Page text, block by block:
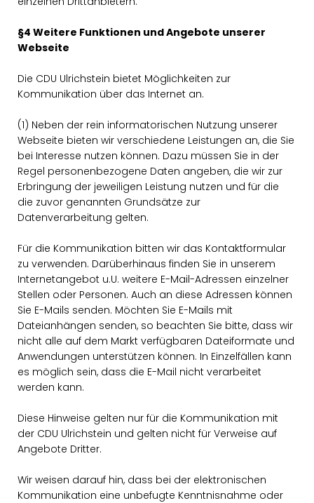
§4 Weitere Funktionen und Angebote unserer
Webseite
Die CDU Ulrichstein bietet Möglichkeiten zur
Kommunikation über das Internet an.
(1) Neben der rein informatorischen Nutzung unserer
Webseite bieten wir verschiedene Leistungen an, die Sie
bei Interesse nutzen können. Dazu müssen Sie in der
Regel personenbezogene Daten angeben, die wir zur
Erbringung der jeweiligen Leistung nutzen und für die
die zuvor genannten Grundsätze zur
Datenverarbeitung gelten.
Für die Kommunikation bitten wir das Kontaktformular
zu verwenden. Darüberhinaus finden Sie in unserem
Internetangebot u.U. weitere E-Mail-Adressen einzelner
Stellen oder Personen. Auch an diese Adressen können
Sie E-Mails senden. Möchten Sie E-Mails mit
Dateianhängen senden, so beachten Sie bitte, dass wir
nicht alle auf dem Markt verfügbaren Dateiformate und
Anwendungen unterstützen können. In Einzelfällen kann
es möglich sein, dass die E-Mail nicht verarbeitet
werden kann.
Diese Hinweise gelten nur für die Kommunikation mit
der CDU Ulrichstein und gelten nicht für Verweise auf
Angebote Dritter.
Wir weisen darauf hin, dass bei der elektronischen
Kommunikation eine unbefugte Kenntnisnahme oder